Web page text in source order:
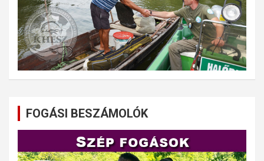
FOGÁSI BESZÁMOLÓK